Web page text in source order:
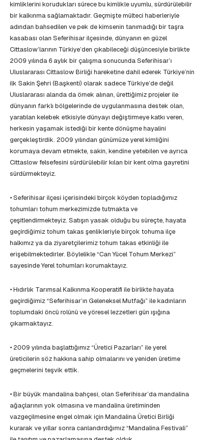
kimliklerini korudukları sürece bu kimlikle uyumlu, sürdürülebilir
bir kalkınma sağlamaktadır. Geçmişte mülteci haberleriyle
adından bahsedilen ve pek de kimsenin tanımadığı bir taşra
kasabası olan Seferihisar ilçesinde, dünyanın en güzel
Cittaslow’larının Türkiye’den çıkabileceği düşüncesiyle birlikte
2009 yılında 6 aylık bir çalışma sonucunda Seferihisar’ı
Uluslararası Cittaslow Birliği hareketine dahil ederek Türkiye’nin
ilk Sakin Şehri (Başkenti) olarak sadece Türkiye’de değil
Uluslararası alanda da örnek alınan, ürettiğimiz projeler ile
dünyanın farklı bölgelerinde de uygulanmasına destek olan,
yaratılan kelebek etkisiyle dünyayı değiştirmeye katkı veren,
herkesin yaşamak istediği bir kente dönüşme hayalini
gerçekleştirdik. 2009 yılından günümüze yerel kimliğini
korumaya devam etmekte, sakin, kendine yetebilen ve ayrıca
Cittaslow felsefesini sürdürülebilir kılan bir kent olma gayretini
sürdürmekteyiz.
• Seferihisar ilçesi içerisindeki birçok köyden topladığımız
tohumları tohum merkezimizde tutmakta ve
çeşitlendirmekteyiz. Satışın yasak olduğu bu süreçte, hayata
geçirdiğimiz tohum takas şenlikleriyle birçok tohuma ilçe
halkımız ya da ziyaretçilerimiz tohum takas etkinliği ile
erişebilmektedirler. Böylelikle “Can Yücel Tohum Merkezi”
sayesinde Yerel tohumları korumaktayız.
• Hıdırlık Tarımsal Kalkınma Kooperatifi ile birlikte hayata
geçirdiğimiz “Seferihisar’ın Geleneksel Mutfağı” ile kadınların
toplumdaki öncü rolünü ve yöresel lezzetleri gün ışığına
çıkarmaktayız.
• 2009 yılında başlattığımız “Üretici Pazarları” ile yerel
üreticilerin söz hakkına sahip olmalarını ve yeniden üretime
geçmelerini teşvik ettik.
• Bir büyük mandalina bahçesi, olan Seferihisar’da mandalina
ağaçlarının yok olmasına ve mandalina üretiminden
vazgeçilmesine engel olmak için Mandalina Üretici Birliği
kurarak ve yıllar sonra canlandırdığımız “Mandalina Festivali”